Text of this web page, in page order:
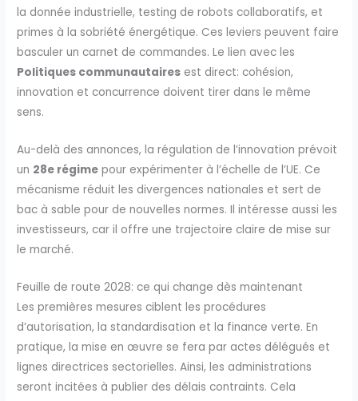
la donnée industrielle, testing de robots collaboratifs, et
primes à la sobriété énergétique. Ces leviers peuvent faire
basculer un carnet de commandes. Le lien avec les
Politiques communautaires est direct: cohésion,
innovation et concurrence doivent tirer dans le même
sens.
Au-delà des annonces, la régulation de l’innovation prévoit
un 28e régime pour expérimenter à l’échelle de l’UE. Ce
mécanisme réduit les divergences nationales et sert de
bac à sable pour de nouvelles normes. Il intéresse aussi les
investisseurs, car il offre une trajectoire claire de mise sur
le marché.
Feuille de route 2028: ce qui change dès maintenant
Les premières mesures ciblent les procédures
d’autorisation, la standardisation et la finance verte. En
pratique, la mise en œuvre se fera par actes délégués et
lignes directrices sectorielles. Ainsi, les administrations
seront incitées à publier des délais contraints. Cela